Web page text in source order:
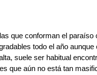
que conforman el paraíso
todo el año aunque
suele ser habitual
que aún no está tan